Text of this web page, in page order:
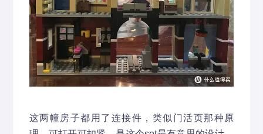
这两幢房子都用了连接件，类似门活页那种原